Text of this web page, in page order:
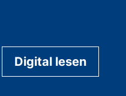
Digital lesen